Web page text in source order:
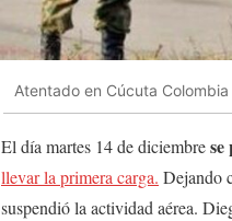
Atentado en Cúcuta
El día martes 14 de diciembre
llevar la primera carga. Dejando
suspendió la actividad aérea.